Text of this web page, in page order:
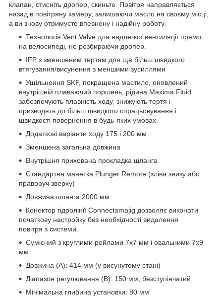
клапан, стисніть дропер, скиньте. Повітря направляється
назад в повітряну камеру, залишаючи масло на своєму місці,
а ви знову отримуєте впевнену і надійну роботу.
Технологія Vent Valve для надлегкої вентиляції прямо
на велосипеді, не розбираючи дропер.
IFP з зменшеним тертям для ще більш швидкого
втягування/висунення з меншими зусиллями
Ущільнення SKF, покращена мастило, оновлений
внутрішній плаваючий поршень, рідина Maxima Fluid
забезпечують плавність ходу, знижують тертя і
призводять до більш швидкого спрацьовування і
швидкості повернення в будь-яких умовах.
Додаткові варіанти ходу 175 і 200 мм
Зменшена загальна довжина
Внутрішня прихована прокладка шланга
Стандартна манетка Plunger Remote (зліва знизу або
праворуч зверху)
Довжина шланга 2000 мм
Конектор гідролінії Connectamajig дозволяє виконати
початкову настройку без необхідності видалення
повітря з системи.
Сумісний з круглими рейлами 7x7 мм і овальними 7x9
мм.
Довжина (A): 414 мм (у висунутому стані)
Діапазон регулювання (B): 150 мм, безступінчатий
Мінімальна глибина установки: 80 мм